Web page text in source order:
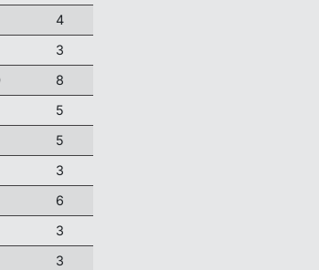
4
3
8
5
5
3
6
3
3